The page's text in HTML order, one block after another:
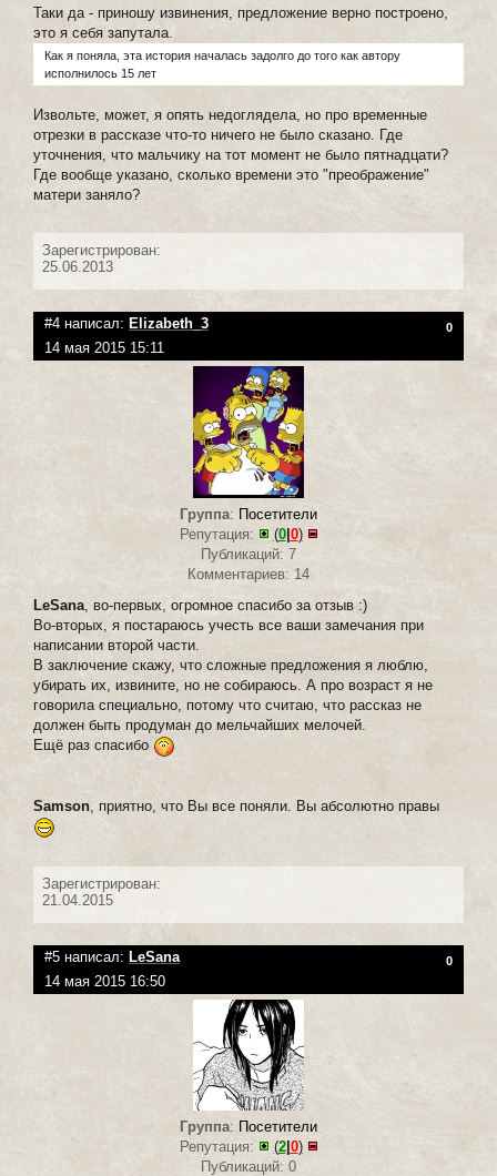
Таки да - приношу извинения, предложение верно построено,
это я себя запутала.
Как я поняла, эта история началась задолго до того как автору
исполнилось 15 лет
Извольте, может, я опять недоглядела, но про временные
отрезки в рассказе что-то ничего не было сказано. Где
уточнения, что мальчику на тот момент не было пятнадцати?
Где вообще указано, сколько времени это "преображение"
матери заняло?
Зарегистрирован:
25.06.2013
#4 написал: Elizabeth_3 0
14 мая 2015 15:11
Группа: Посетители
Репутация:
(0|0)
Публикаций: 7
Комментариев: 14
LeSana , во-первых, огромное спасибо за отзыв :)
Во-вторых, я постараюсь учесть все ваши замечания при
написании второй части.
В заключение скажу, что сложные предложения я люблю,
убирать их, извините, но не собираюсь. А про возраст я не
говорила специально, потому что считаю, что рассказ не
должен быть продуман до мельчайших мелочей.
Ещё раз спасибо
Samson , приятно, что Вы все поняли. Вы абсолютно правы
Зарегистрирован:
21.04.2015
#5 написал: LeSana 0
14 мая 2015 16:50
Группа: Посетители
Репутация:
(2|0)
Публикаций: 0